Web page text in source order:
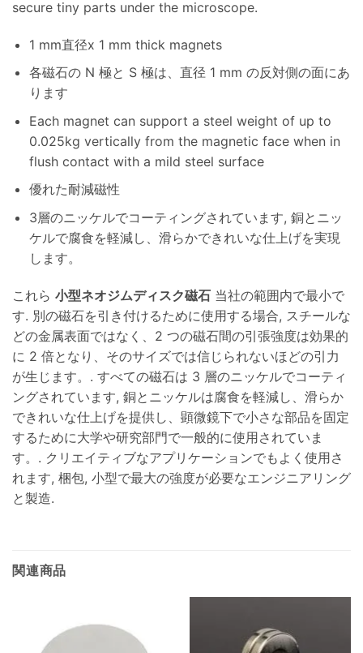
secure tiny parts under the microscope.
1 mm直径x 1 mm thick magnets
各磁石の N 極と S 極は、直径 1 mm の反対側の面にあ
ります
Each magnet can support a steel weight of up to
0.025kg vertically from the magnetic face when in
flush contact with a mild steel surface
優れた耐減磁性
3層のニッケルでコーティングされています, 銅とニッ
ケルで腐食を軽減し、滑らかできれいな仕上げを実現
します。
これら 小型ネオジムディスク磁石 当社の範囲内で最小で
す. 別の磁石を引き付けるために使用する場合, スチールな
どの金属表面ではなく、2 つの磁石間の引張強度は効果的
に 2 倍となり、そのサイズでは信じられないほどの引力
が生じます。. すべての磁石は 3 層のニッケルでコーティ
ングされています, 銅とニッケルは腐食を軽減し、滑らか
できれいな仕上げを提供し、顕微鏡下で小さな部品を固定
するために大学や研究部門で一般的に使用されていま
す。. クリエイティブなアプリケーションでもよく使用さ
れます, 梱包, 小型で最大の強度が必要なエンジニアリング
と製造.
関連商品